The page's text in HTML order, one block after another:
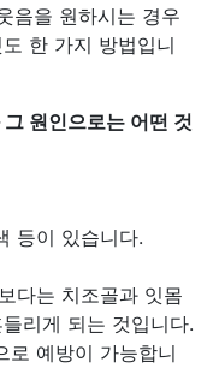
음을 원하시는 경우
한 가지 방법입니
원인으로는 어떤 것
등이 있습니다.
다는 치조골과 잇몸
리게 되는 것입니다.
로 예방이 가능합니